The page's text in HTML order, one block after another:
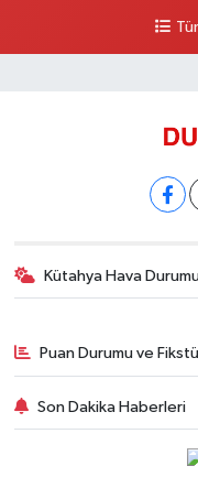
Kütahya Hava
Puan Durumu ve
Son Dakika Haberleri